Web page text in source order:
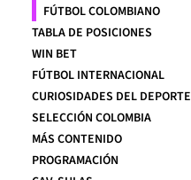
FÚTBOL COLOMBIANO
TABLA DE POSICIONES
WIN BET
FÚTBOL INTERNACIONAL
CURIOSIDADES DEL DEPORTE
SELECCIÓN COLOMBIA
MÁS CONTENIDO
PROGRAMACIÓN